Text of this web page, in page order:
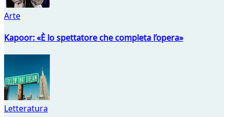
Arte
Kapoor: «È lo spettatore che completa l’opera»
Letteratura